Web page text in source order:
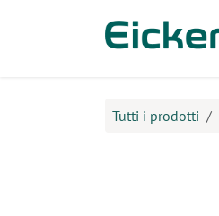
Tutti i prodotti